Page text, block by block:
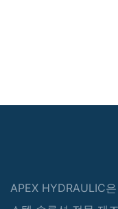
APEX HYDRAULIC